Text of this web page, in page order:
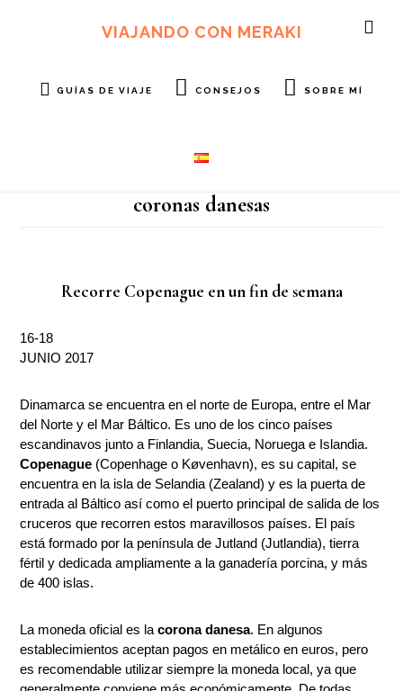
VIAJANDO CON MERAKI
GUÍAS DE VIAJE CONSEJOS SOBRE MÍ
coronas danesas
Recorre Copenague en un fin de semana
16-18
JUNIO 2017
Dinamarca se encuentra en el norte de Europa, entre el Mar
del Norte y el Mar Báltico. Es uno de los cinco países
escandinavos junto a Finlandia, Suecia, Noruega e Islandia.
Copenague (Copenhage o Køvenhavn), es su capital, se
encuentra en la isla de Selandia (Zealand) y es la puerta de
entrada al Báltico así como el puerto principal de salida de los
cruceros que recorren estos maravillosos países. El país
está formado por la península de Jutland (Jutlandia), tierra
fértil y dedicada ampliamente a la ganadería porcina, y más
de 400 islas.
La moneda oficial es lacorona danesa. En algunos
establecimientos aceptan pagos en metálico en euros, pero
es recomendable utilizar siempre la moneda local, ya que